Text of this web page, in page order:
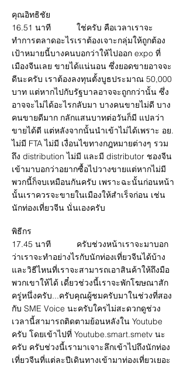
คุณอิทธิชัย
16.51 นาที ใช่ครับ คือเวลาเราจะ
ทำการตลาดอะไรเราต้องเจาะกลุ่มให้ถูกต้อง
เป้าหมายนี้บางคนบอกว่าให้ไปออก expo ที่
เมืองจีนเลย ขายได้แน่นอน ซึ่งยอดขายอาจจะ
ดีนะครับ เราต้องลงทุนตั้งบูธประมาณ 50,000
บาท แต่หากไปกับรัฐบาลอาจจะถูกกว่านั้น ซึ่ง
อาจจะไม่ได้อะไรกลับมา บางคนขายไม่ดี บาง
คนขายดีมาก กลักแสนบาทต่อวันก็มี แปลว่า
ขายได้ดี แต่หลังจากนั้นนำเข้าไม่ได้เพราะ อย.
ไม่มี FTA ไม่มี เงื่อนไขทางกฎหมายต่างๆ รวม
ถึง distribution ไม่มี และมี distributor ชองจีน
เข้ามาบอกว่าอยากซื้อไปวางขายแต่หากไม่มี
พวกนี้ก็จบเหมือนกันครับ เพราะฉะนั้นก่อนหน้า
นั้นเราควรจะขายในเมืองให้สำเร็จก่อน เช่น
นักท่องเที่ยวจีน นั่นเองครับ
พิธีกร
17.45 นาที ครับช่วงหน้าเราจะมาบอก
ว่าเราจะทำอย่างไรกับนักท่องเที่ยวจีนได้บ้าง
และวิธีไหนที่เราจะสามารถเอาสินค้าให้ถึงมือ
พวกเขาให้ได้ เดี๋ยวช่วงนี้เราจะพักโฆษณาสัก
ครู่หนึ่งครับ...ครับคุณผู้ชมครับมาในช่วงที่สอง
กับ SME Voice นะครับใครไม่สะดวกดูช่วง
เวลานี้สามารถติดตามย้อนหลังใน Youtube
ครับ โดยเข้าไปที่ Youtube.smart.smetv นะ
ครับ ครับช่วงนี้เรามาเจาะลึกเข้าไปถึงนักท่อง
เที่ยวจีนที่แต่ละปีเดินทางเข้ามาท่องเที่ยวเยอะ